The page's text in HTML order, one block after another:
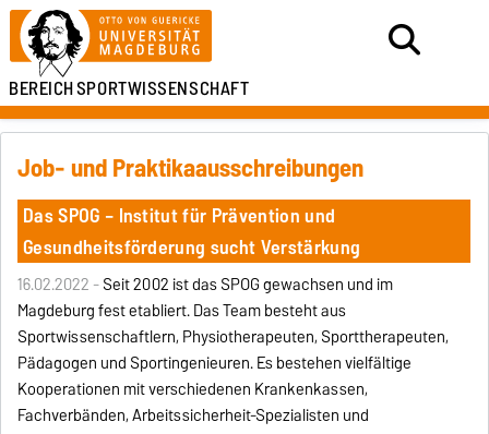
BEREICHSPORTWISSENSCHAFT
Job- und Praktikaausschreibungen
Das SPOG – Institut für Prävention und
Gesundheitsförderung sucht Verstärkung
16.02.2022 -Seit 2002 ist das SPOG gewachsen und im
Magdeburg fest etabliert. Das Team besteht aus
Sportwissenschaftlern, Physiotherapeuten, Sporttherapeuten,
Pädagogen und Sportingenieuren. Es bestehen vielfältige
Kooperationen mit verschiedenen Krankenkassen,
Fachverbänden, Arbeitssicherheit-Spezialisten und